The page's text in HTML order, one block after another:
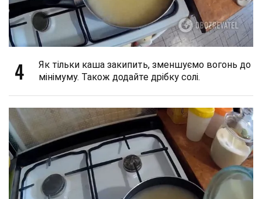
4
Як тільки каша закипить, зменшуємо вогонь до
мінімуму. Також додайте дрібку солі.